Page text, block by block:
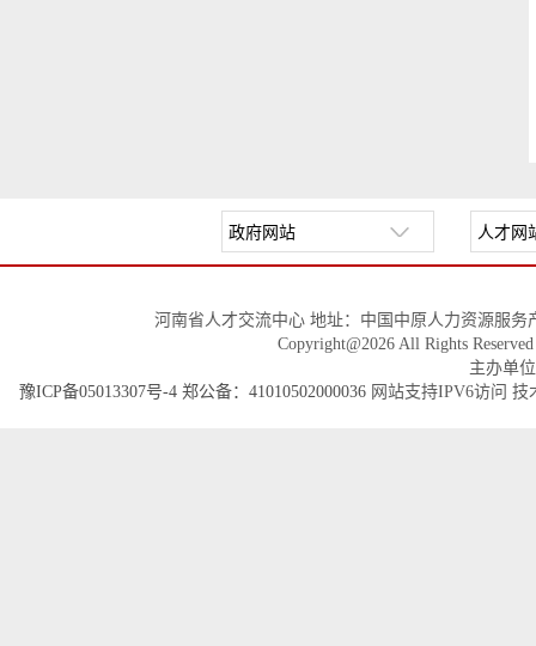
河南省人才交流中心 地址：中国中原人力资源服
Copyright@2026 All Rights
主办单
豫ICP备05013307号-4 郑公备：41010502000036 网站支持IPV6访问 技